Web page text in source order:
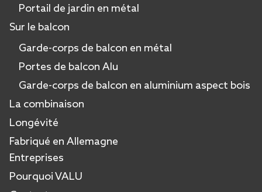
Portail de jardin en métal
Sur le balcon
Garde-corps de balcon en métal
Portes de balcon Alu
Garde-corps de balcon en aluminium aspect bois
La combinaison
Longévité
Fabriqué en Allemagne
Entreprises
Pourquoi VALU